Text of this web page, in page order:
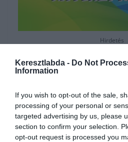
Keresztlabda - Do Not
Information
If you wish to opt-out of the sale,
processing of your personal or
targeted advertising by us, please
section to confirm your selection.
opt-out request is processed you
Hirdetés